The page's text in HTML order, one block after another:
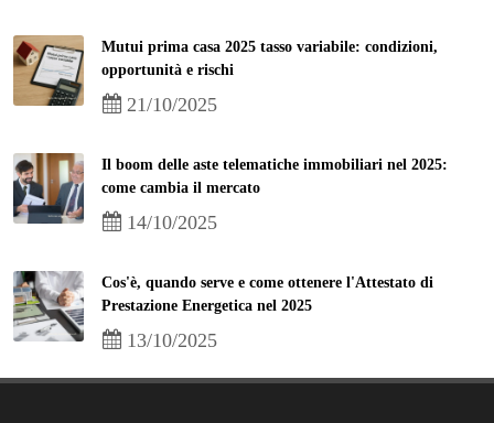
Mutui prima casa 2025 tasso variabile: condizioni,
opportunità e rischi
21/10/2025
Il boom delle aste telematiche immobiliari nel 2025:
come cambia il mercato
14/10/2025
Cos'è, quando serve e come ottenere l'Attestato di
Prestazione Energetica nel 2025
13/10/2025